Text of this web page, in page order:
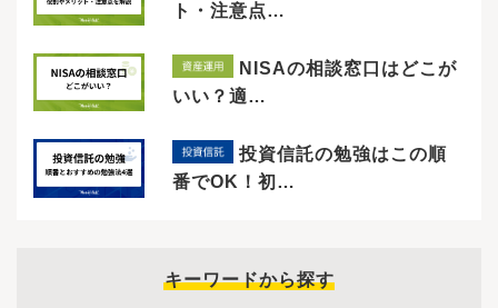
ト・注意点…
NISAの相談窓口はどこが
いい？適…
投資信託の勉強はこの順
番でOK！初…
キーワードから探す